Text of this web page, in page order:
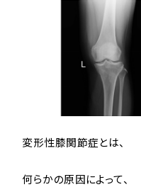
変形性膝関節症とは、
何らかの原因によって、